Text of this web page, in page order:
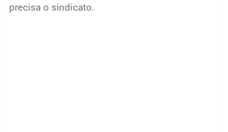
precisa o sindicato.